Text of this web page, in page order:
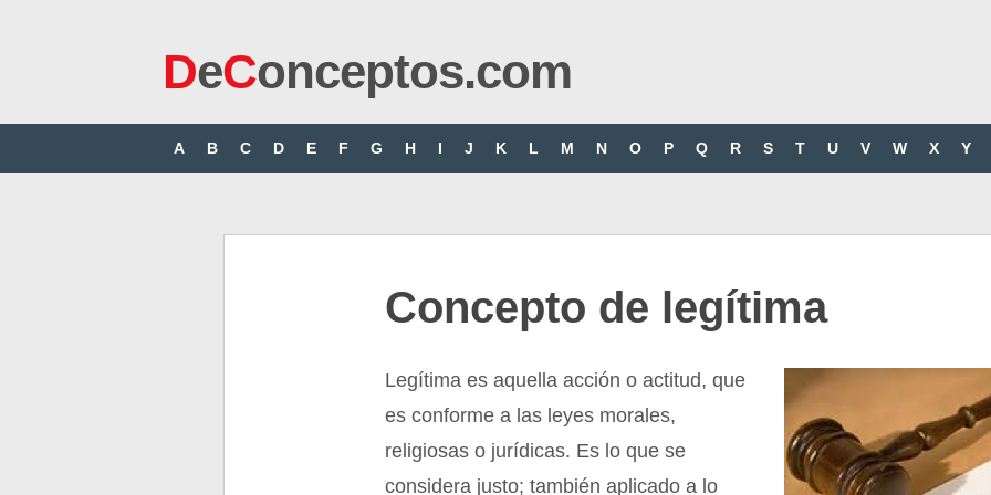
DeConceptos.com
A B C D E F G H I J K L M N O P Q R S T U V W X Y
Concepto de legítima
Legítima es aquella acción o actitud, que
es conforme a las leyes morales,
religiosas o jurídicas. Es lo que se
considera justo; también aplicado a lo